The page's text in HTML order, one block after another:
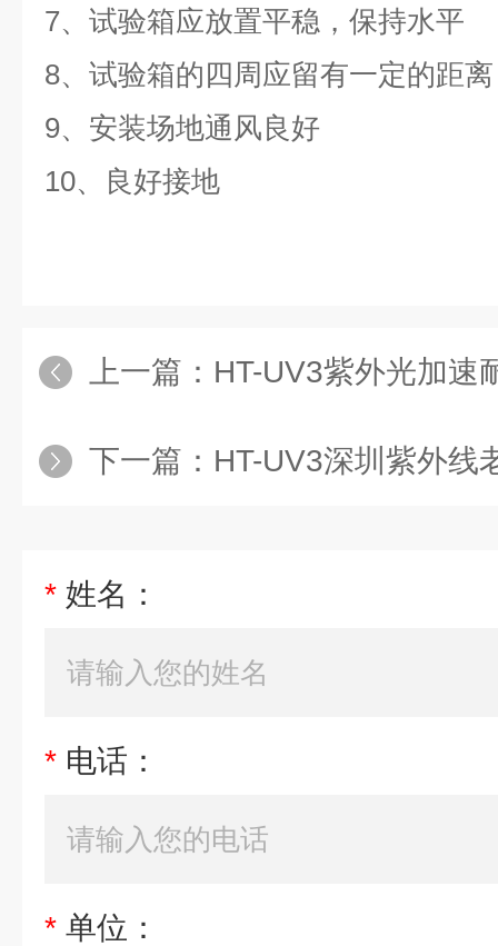
7、试验箱应放置平稳，保持水平
8、试验箱的四周应留有一定的距
9、安装场地通风良好
10、良好接地
上一篇： HT-UV3紫外光加速
下一篇： HT-UV3深圳紫外线
* 姓名：
* 电话：
* 单位：